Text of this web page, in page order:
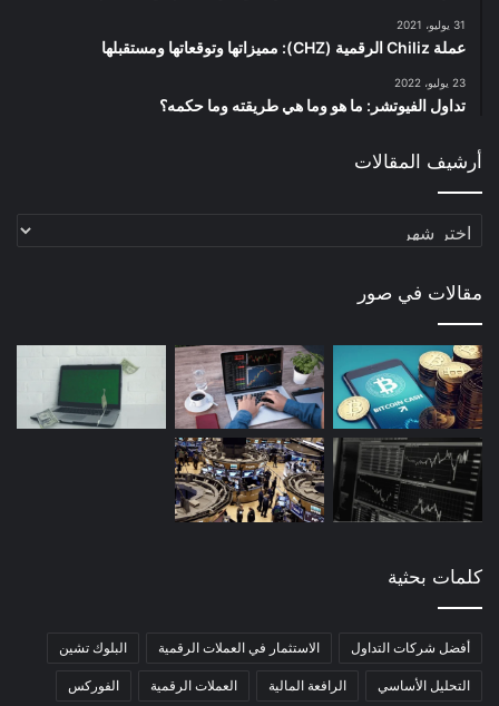
31 يوليو، 2021
عملة Chiliz الرقمية (CHZ): مميزاتها وتوقعاتها ومستقبلها
23 يوليو، 2022
تداول الفيوتشر: ما هو وما هي طريقته وما حكمه؟
أرشيف المقالات
أرشيف
مقالات في صور
كلمات بحثية
أفضل شركات التداول الاستثمار في العملات الرقمية البلوك تشين
التحليل الأساسي الرافعة المالية العملات الرقمية الفوركس